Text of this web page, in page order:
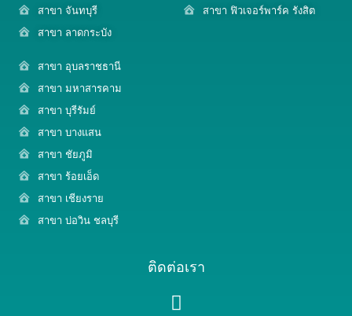
สาขา จันทบุรี
สาขา ลาดกระบัง
สาขา ฟิวเจอร์พาร์ค รังสิต
สาขา อุบลราชธานี
สาขา มหาสารคาม
สาขา บุรีรัมย์
สาขา บางแสน
สาขา ชัยภูมิ
สาขา ร้อยเอ็ด
สาขา เชียงราย
สาขา บ่อวิน ชลบุรี
ติดต่อเรา